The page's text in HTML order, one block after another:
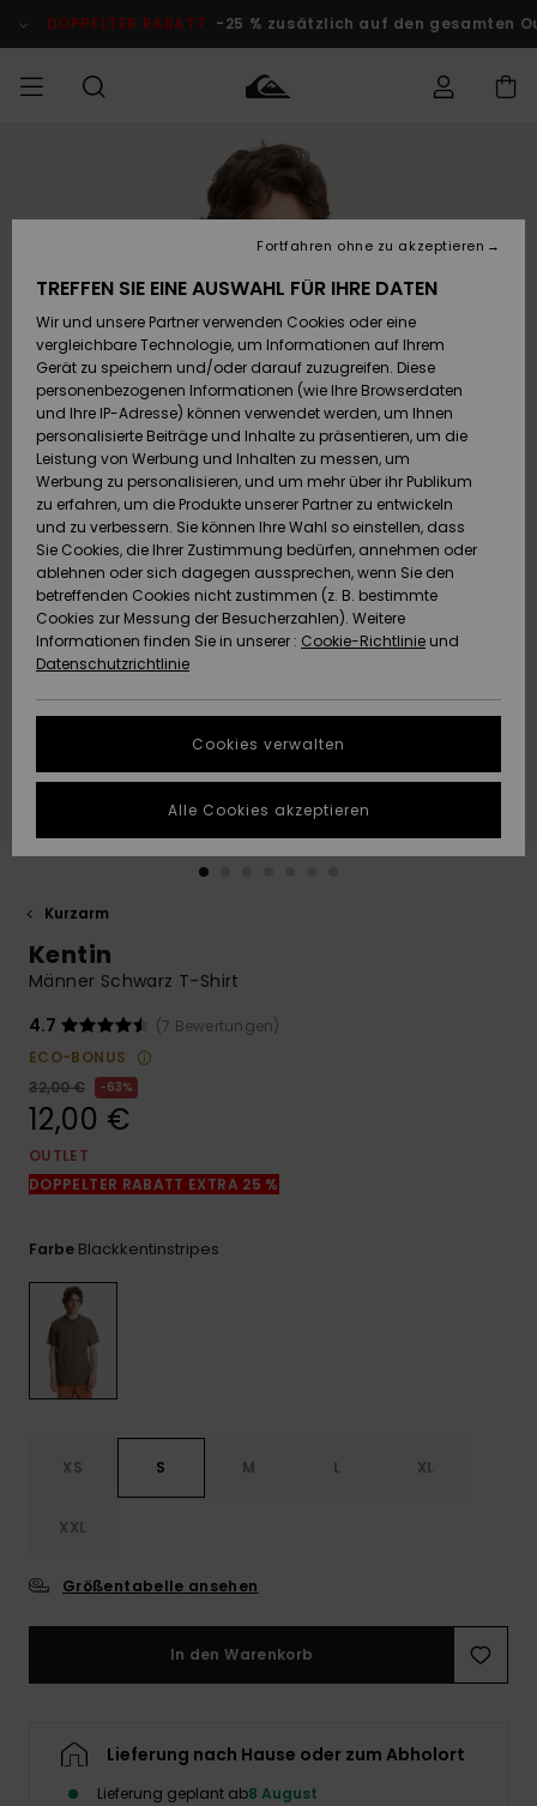
ProduktinformationRABATT -25 % zusätzlich auf den gesamten Outlet-
Kleidung
Accessoires
Schuhe&
Flip-Flops
Surf
Snow
Brandneu
Highlights
Kleidung
Accessoires
Schuhe&
Flip-Flops
Surf
Snow
Brandneu
Highlights
FRAUEN
Shop
Brandneu
Highlights
Snow
SURF
Surf Shop
Männer
Kinder
Highlights
Community
SNOW
Snow Shop
Männer
Snow Shop
Kinder
Snow Shop
Damen
Highlights
Community
DOPPELTER
RABATT
Outlet
Herren
KINDER
Outlet
Frauen
HILFE & KONTAKT
Auf meine
Bestellung
zugreifen
Retouren
Bezahlung
Geschenkkarte
Quiksilver
Freedom
Datenschutz
Starten Sie eine
um die
schnellste
Antwort auf Ihre
erhalten.
Finden Sie
die häufigsten
Fragen sowie
NACHHALTIGKEIT
SHOPS
QUIKSILVER APP
WUNSCHLISTE
Kurzarm
Kentin
Männer Schwarz T-Shirt
4.7
(7 Bewertungen)
ECO-BONUS
32,00 €
63%
12,00 €
OUTLET
DOPPELTER RABATT EXTRA 25 %
Farbe Blackkentinstripes
XS S M L XL
XXL
Größentabelle ansehen
In den Warenkorb
Lieferung nach Hause oder zum Abholort
Lieferung geplant ab8 August
TREFFEN SIE EINE AUSWAHL FÜR IHRE DATEN
Wir und unsere Partner verwenden Cookies oder eine
vergleichbare Technologie, um Informationen auf Ihrem
Gerät zu speichern und/oder darauf zuzugreifen. Diese
personenbezogenen Informationen (wie Ihre Browserdaten
und Ihre IP-Adresse) können verwendet werden, um Ihnen
personalisierte Beiträge und Inhalte zu präsentieren, um die
Leistung von Werbung und Inhalten zu messen, um
Werbung zu personalisieren, und um mehr über ihr Publikum
zu erfahren, um die Produkte unserer Partner zu entwickeln
und zu verbessern. Sie können Ihre Wahl so einstellen, dass
Sie Cookies, die Ihrer Zustimmung bedürfen, annehmen oder
ablehnen oder sich dagegen aussprechen, wenn Sie den
betreffenden Cookies nicht zustimmen (z. B. bestimmte
Cookies zur Messung der Besucherzahlen). Weitere
Informationen finden Sie in unserer : Cookie-Richtlinie und
Datenschutzrichtlinie
Cookies verwalten
Fortfahren ohne zu akzeptieren
Alle Cookies akzeptieren